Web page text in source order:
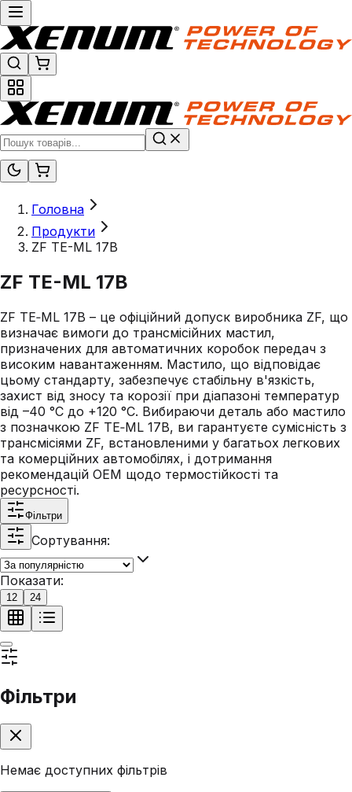
Головна
Продукти
ZF TE-ML 17B
ZF TE-ML 17B
ZF TE‑ML 17B – це офіційний допуск виробника ZF, що
визначає вимоги до трансмісійних мастил,
призначених для автоматичних коробок передач з
високим навантаженням. Мастило, що відповідає
цьому стандарту, забезпечує стабільну в'язкість,
захист від зносу та корозії при діапазоні температур
від –40 °C до +120 °C. Вибираючи деталь або мастило
з позначкою ZF TE‑ML 17B, ви гарантуєте сумісність з
трансмісіями ZF, встановленими у багатьох легкових
та комерційних автомобілях, і дотримання
рекомендацій OEM щодо термостійкості та
ресурсності.
Фільтри
Сортування:
Показати:
12 24
Фільтри
Немає доступних фільтрів